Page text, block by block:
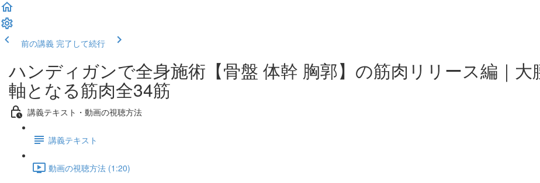
前の講義 完了して続行
ハンディガンで全身施術【骨盤 体幹 胸郭】の筋肉リリース編｜
軸となる筋肉全34筋
講義テキスト・動画の視聴方法
講義テキスト
動画の視聴方法 (1:20)